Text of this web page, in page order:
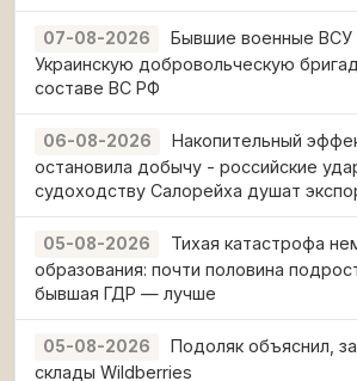
07-08-2026
Бывшие военные ВСУ
Украинскую добровольческую
составе ВС РФ
06-08-2026
Накопительный
остановила добычу - российские
судоходству Салорейха душат
05-08-2026
Тихая катастрофа
образования: почти половина
бывшая ГДР — лучше
05-08-2026
Подоляк объяснил,
склады Wildberries